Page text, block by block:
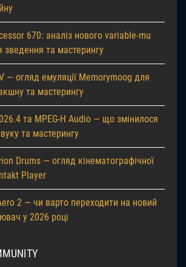
670: аналіз нового variable-mu
та мастерингу
— огляд емуляції Memorymoog для
та мастерингу
та MPEG-H Audio — що змінилося
та мастерингу
Drums — огляд кінематографічної
Player
2 — чи варто переходити на новий
у 2026 році